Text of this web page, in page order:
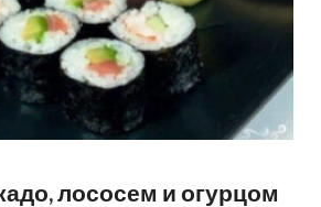
лососем и огурцом